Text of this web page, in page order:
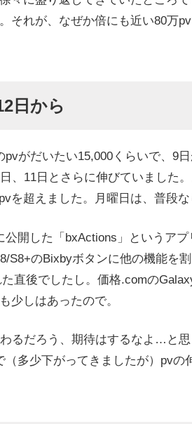
それが、なぜか倍にも近い80万
日から
pvがだいたい15,000くらいで、9
、11日とさらに伸びていました
を超えました。月曜日は、普段
公開した「bxActions」というア
S8+のBixbyボタンに他の機能を
直後でしたし。価格.comの
少しはあったので。
るだろう、期待はするなよ…と
（多少下がってきましたが）pvの